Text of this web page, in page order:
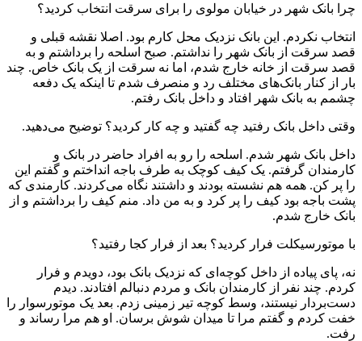
‌چرا بانک شهر در خیابان مولوی را برای سرقت انتخاب کردید؟
انتخاب نکردم. این بانک نزدیک محل کارم بود. اصلا نقشه قبلی و
قصد سرقت از بانک شهر را نداشتم. صبح اسلحه را برداشتم و به
قصد سرقت از خانه خارج شدم، اما نه سرقت از یک بانک خاص. چند
بار از کنار بانک‌های مختلف رد و منصرف شدم تا اینکه یک دفعه
چشمم به بانک شهر افتاد و داخل بانک رفتم.
‌وقتی داخل بانک رفتید چه گفتید و چه کار کردید؟ توضیح می‌دهید.
داخل بانک شهر شدم. اسلحه را رو به افراد حاضر در بانک و
کارمندان گرفتم. یک کیف کوچک به طرف باجه انداختم و گفتم این
را پر کن. همه هم نشسته بودند و داشتند نگاه می‌کردند. کارمندی که
پشت باجه بود کیف را پر کرد و به من داد. منم کیف را برداشتم و از
بانک خارج شدم.
‌با موتورسیکلت فرار کردید؟ بعد از فرار کجا رفتید؟
نه، پای پیاده از داخل کوچه‌ای که نزدیک بانک بود، دویدم و فرار
کردم. چند نفر از کارمندان بانک و مردم دنبالم افتادند. دیدم
دست‌بردار نیستند، وسط کوچه تیر زمینی زدم. بعد یک موتورسوار را
خفت کردم و گفتم مرا تا میدان شوش برسان. او هم مرا رساند و
رفت.